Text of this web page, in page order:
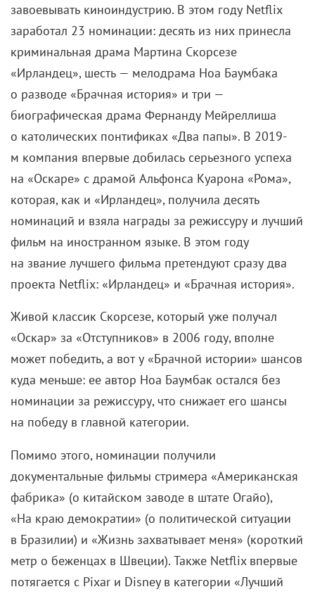
завоевывать киноиндустрию. В этом году Netflix
заработал 23 номинации: десять из них принесла
криминальная драма Мартина Скорсезе
«Ирландец», шесть — мелодрама Ноа Баумбака
о разводе «Брачная история» и три —
биографическая драма Фернанду Мейреллиша
о католических понтификах «Два папы». В 2019-
м компания впервые добилась серьезного успеха
на «Оскаре» с драмой Альфонса Куарона «Рома»,
которая, как и «Ирландец», получила десять
номинаций и взяла награды за режиссуру и лучший
фильм на иностранном языке. В этом году
на звание лучшего фильма претендуют сразу два
проекта Netflix: «Ирландец» и «Брачная история».
Живой классик Скорсезе, который уже получал
«Оскар» за «Отступников» в 2006 году, вполне
может победить, а вот у «Брачной истории» шансов
куда меньше: ее автор Ноа Баумбак остался без
номинации за режиссуру, что снижает его шансы
на победу в главной категории.
Помимо этого, номинации получили
документальные фильмы стримера «Американская
фабрика» (о китайском заводе в штате Огайо),
«На краю демократии» (о политической ситуации
в Бразилии) и «Жизнь захватывает меня» (короткий
метр о беженцах в Швеции). Также Netflix впервые
потягается c Pixar и Disney в категории «Лучший